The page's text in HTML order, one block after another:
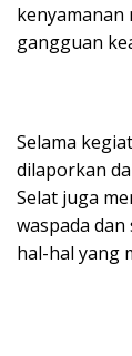
kenyamanan
gangguan
Selama
dilaporkan
Selat juga
waspada
hal-hal yang